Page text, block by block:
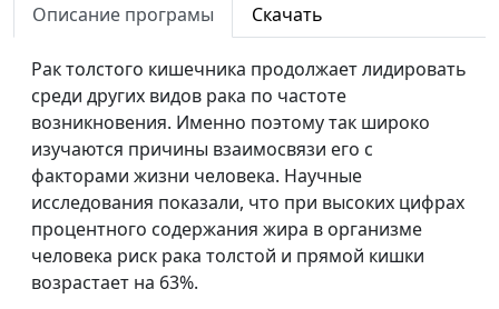
здравоохранения
Высыпайтесь на
общественного
здравоохранения
Солнце или
солярий?
Андрей Прокопьев, магистр
общественного
здравоохранения
Лучшие методы
удержания веса
Андрей Прокопьев, магистр
Описание програмы Скачать
Рак толстого кишечника продолжает лидировать
среди других видов рака по частоте
возникновения. Именно поэтому так широко
изучаются причины взаимосвязи его с
факторами жизни человека. Научные
исследования показали, что при высоких цифрах
процентного содержания жира в организме
человека риск рака толстой и прямой кишки
возрастает на 63%.